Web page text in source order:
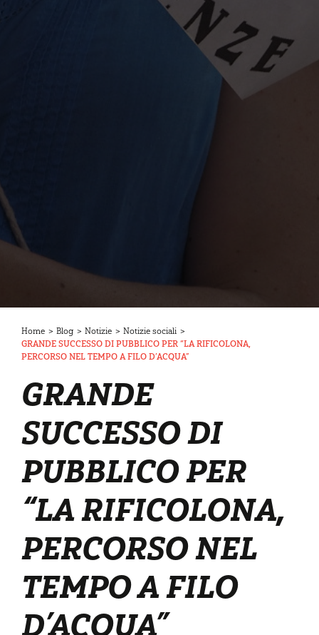
Home > Blog > Notizie > Notizie sociali >
GRANDE SUCCESSO DI PUBBLICO PER “LA RIFICOLONA,
PERCORSO NEL TEMPO A FILO D’ACQUA”
GRANDE
SUCCESSO DI
PUBBLICO PER
“LA RIFICOLONA,
PERCORSO NEL
TEMPO A FILO
D’ACQUA”